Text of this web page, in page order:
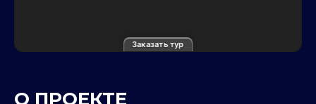
Заказать тур
О ПРОЕКТЕ